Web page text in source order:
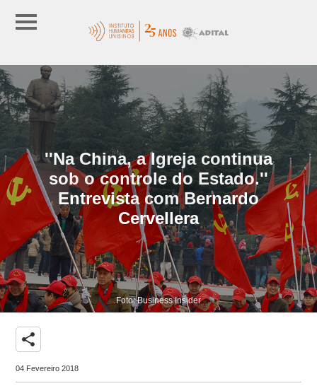
''Na China, a Igreja continua
sob o controle do Estado.''
Entrevista com Bernardo
Cervellera
Foto: Business Insider
share
04 Fevereiro 2018